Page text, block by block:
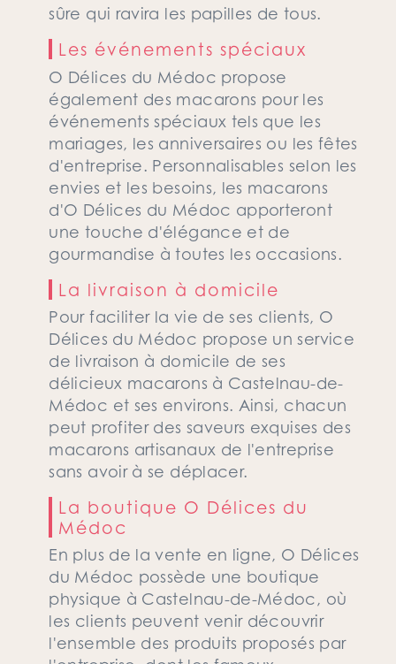
sûre qui ravira les papilles de tous.
Les événements spéciaux
O Délices du Médoc propose
également des macarons pour les
événements spéciaux tels que les
mariages, les anniversaires ou les fêtes
d'entreprise. Personnalisables selon les
envies et les besoins, les macarons
d'O Délices du Médoc apporteront
une touche d'élégance et de
gourmandise à toutes les occasions.
La livraison à domicile
Pour faciliter la vie de ses clients, O
Délices du Médoc propose un service
de livraison à domicile de ses
délicieux macarons à Castelnau-de-
Médoc et ses environs. Ainsi, chacun
peut profiter des saveurs exquises des
macarons artisanaux de l'entreprise
sans avoir à se déplacer.
La boutique O Délices du
Médoc
En plus de la vente en ligne, O Délices
du Médoc possède une boutique
physique à Castelnau-de-Médoc, où
les clients peuvent venir découvrir
l'ensemble des produits proposés par